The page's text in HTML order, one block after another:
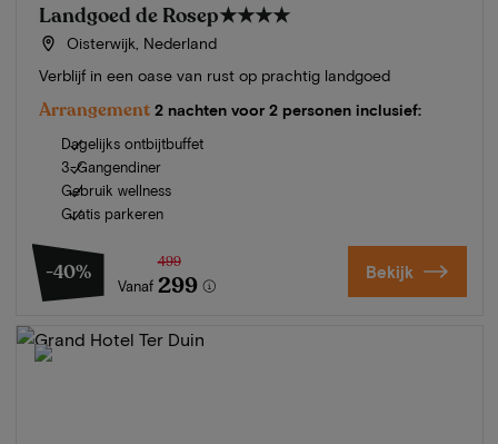
Landgoed de Rosep★★★★
Oisterwijk, Nederland
Verblijf in een oase van rust op prachtig landgoed
Arrangement 2 nachten voor 2 personen inclusief:
Dagelijks ontbijtbuffet
3-Gangendiner
Gebruik wellness
Gratis parkeren
-40%
Vanaf
499
299 Bekijk